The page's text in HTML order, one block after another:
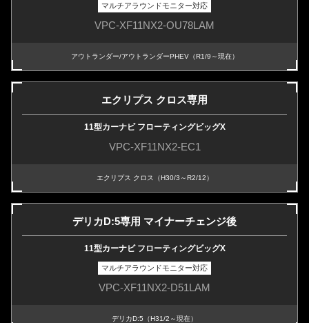
マルチアラウンドモニター対応
VPC-XF11NX2-OU78LAM
アウトランダー/アウトランダーPHEV（R1/9～現在）
エクリプス クロス専用
11型カーナビ フローティングビッグX
VPC-XF11NX2-EC1
エクリプス クロス（H30/3～R2/12）
デリカD:5専用 マイナーチェンジ後
11型カーナビ フローティングビッグX
マルチアラウンドモニター対応
VPC-XF11NX2-D51LAM
デリカD:5（H31/2～現在）